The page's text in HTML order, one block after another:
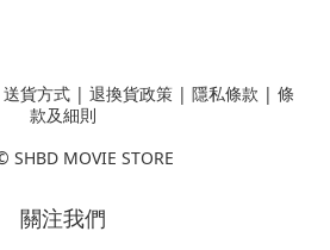
送貨方式 | 退換貨政策 | 隱私條款 | 條
款及細則
SHBD MOVIE STORE
關注我們